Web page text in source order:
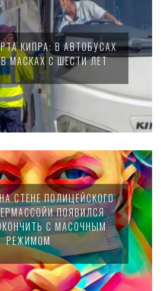
КИПРА: В АВТОБУСАХ
МАСКАХ С ШЕСТИ ЛЕТ
СТЕНЕ ПОЛИЦЕЙСКОГО
ПОЯВИЛСЯ
С МАСОЧНЫМ
РЕЖИМОМ